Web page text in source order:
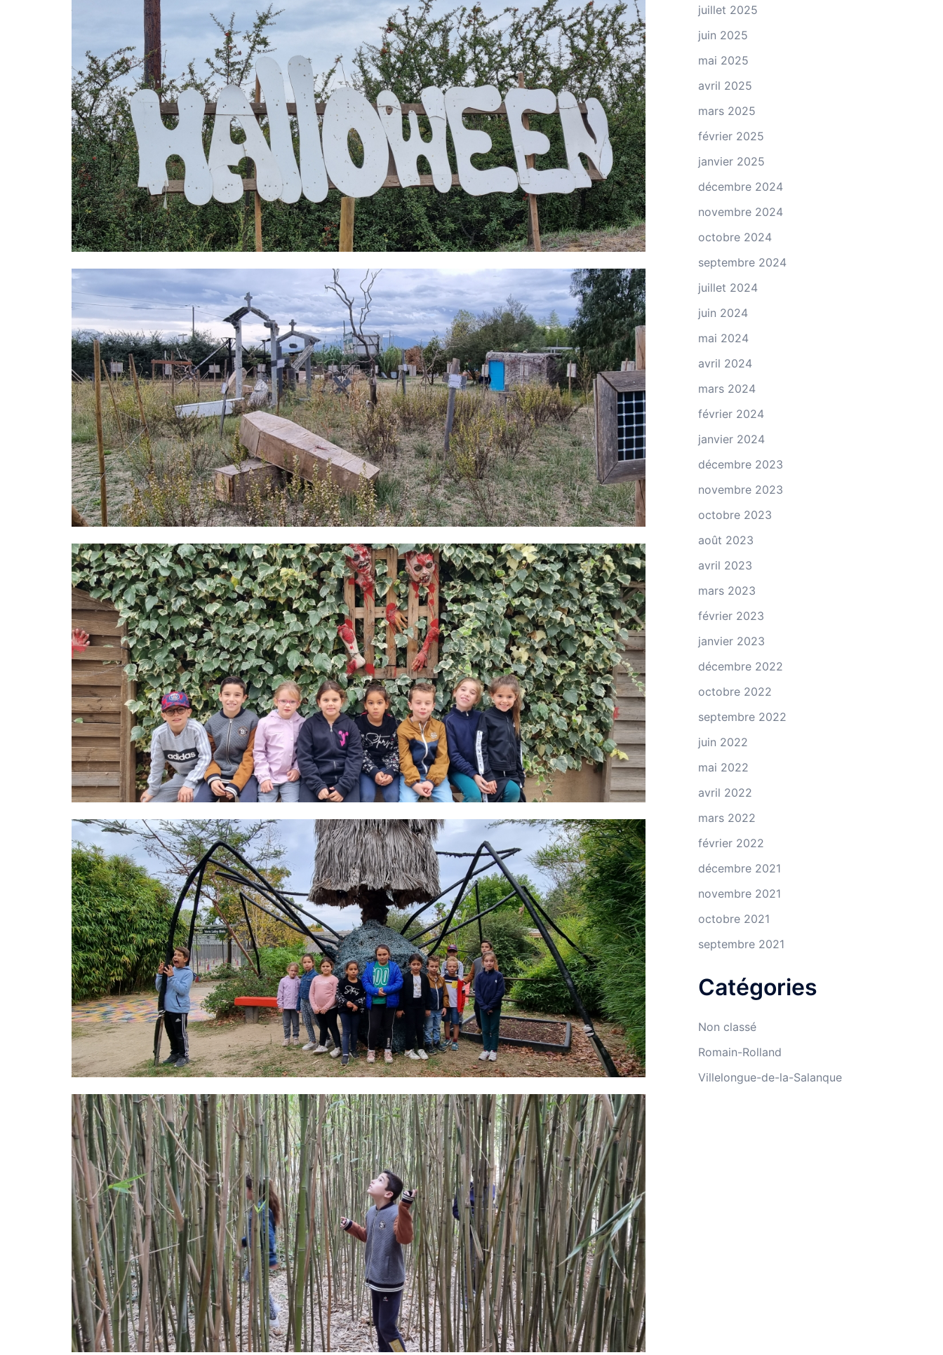
juillet 2025
juin 2025
mai 2025
avril 2025
mars 2025
février 2025
janvier 2025
décembre 2024
novembre 2024
octobre 2024
septembre 2024
juillet 2024
juin 2024
mai 2024
avril 2024
mars 2024
février 2024
janvier 2024
décembre 2023
novembre 2023
octobre 2023
août 2023
avril 2023
mars 2023
février 2023
janvier 2023
décembre 2022
octobre 2022
septembre 2022
juin 2022
mai 2022
avril 2022
mars 2022
février 2022
décembre 2021
novembre 2021
octobre 2021
septembre 2021
Catégories
Non classé
Romain-Rolland
Villelongue-de-la-Salanque